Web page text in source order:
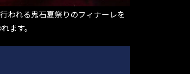
われる鬼石夏祭りのフィナーレを
ます。